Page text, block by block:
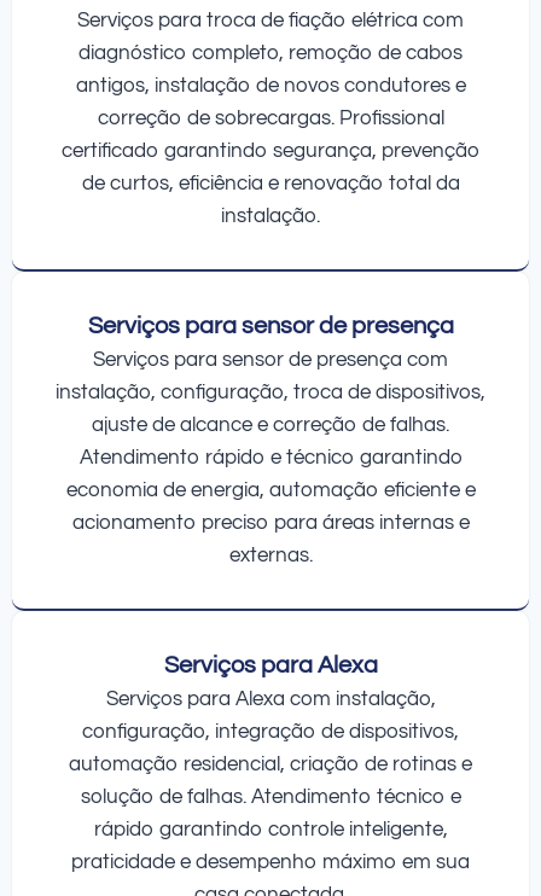
Serviços para troca de fiação elétrica com
diagnóstico completo, remoção de cabos
antigos, instalação de novos condutores e
correção de sobrecargas. Profissional
certificado garantindo segurança, prevenção
de curtos, eficiência e renovação total da
instalação.
Serviços para sensor de presença
Serviços para sensor de presença com
instalação, configuração, troca de dispositivos,
ajuste de alcance e correção de falhas.
Atendimento rápido e técnico garantindo
economia de energia, automação eficiente e
acionamento preciso para áreas internas e
externas.
Serviços para Alexa
Serviços para Alexa com instalação,
configuração, integração de dispositivos,
automação residencial, criação de rotinas e
solução de falhas. Atendimento técnico e
rápido garantindo controle inteligente,
praticidade e desempenho máximo em sua